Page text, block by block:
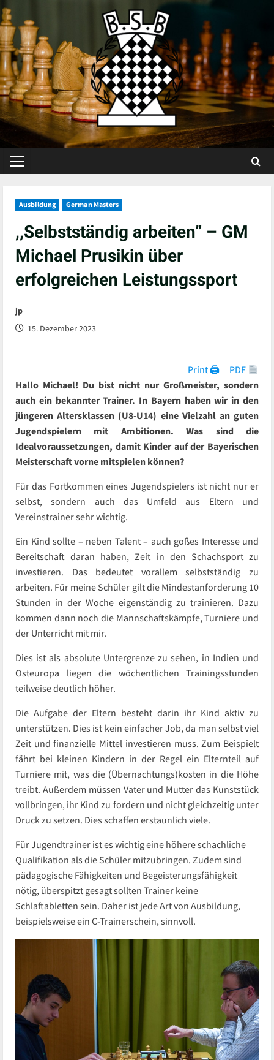
Skip
to
content
Primary
Ausbildung German Masters
,,Selbstständig arbeiten” – GM
Michael Prusikin über
erfolgreichen Leistungssport
jp
15. Dezember 2023
Print 🖨
PDF
Hallo Michael! Du bist nicht nur Großmeister, sondern
auch ein bekannter Trainer. In Bayern haben wir in den
jüngeren Altersklassen (U8-U14) eine Vielzahl an guten
Jugendspielern mit Ambitionen. Was sind die
Idealvoraussetzungen, damit Kinder auf der Bayerischen
Meisterschaft vorne mitspielen können?
Für das Fortkommen eines Jugendspielers ist nicht nur er
selbst, sondern auch das Umfeld aus Eltern und
Vereinstrainer sehr wichtig.
Ein Kind sollte – neben Talent – auch goßes Interesse und
Bereitschaft daran haben, Zeit in den Schachsport zu
investieren. Das bedeutet vorallem selbstständig zu
arbeiten. Für meine Schüler gilt die Mindestanforderung 10
Stunden in der Woche eigenständig zu trainieren. Dazu
kommen dann noch die Mannschaftskämpfe, Turniere und
der Unterricht mit mir.
Dies ist als absolute Untergrenze zu sehen, in Indien und
Osteuropa liegen die wöchentlichen Trainingsstunden
teilweise deutlich höher.
Die Aufgabe der Eltern besteht darin ihr Kind aktiv zu
unterstützen. Dies ist kein einfacher Job, da man selbst viel
Zeit und finanzielle Mittel investieren muss. Zum Beispielt
fährt bei kleinen Kindern in der Regel ein Elternteil auf
Turniere mit, was die (Übernachtungs)kosten in die Höhe
treibt. Außerdem müssen Vater und Mutter das Kunststück
vollbringen, ihr Kind zu fordern und nicht gleichzeitig unter
Druck zu setzen. Dies schaffen erstaunlich viele.
Für Jugendtrainer ist es wichtig eine höhere schachliche
Qualifikation als die Schüler mitzubringen. Zudem sind
pädagogische Fähigkeiten und Begeisterungsfähigkeit
nötig, überspitzt gesagt sollten Trainer keine
Schlaftabletten sein. Daher ist jede Art von Ausbildung,
beispielsweise ein C-Trainerschein, sinnvoll.